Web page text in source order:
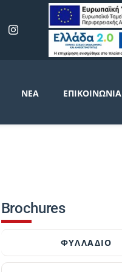
ΝΈΑ ΕΠΙΚΟΙΝΩΝΊΑ
Brochures
ΦΥΛΛΑΔΙΟ